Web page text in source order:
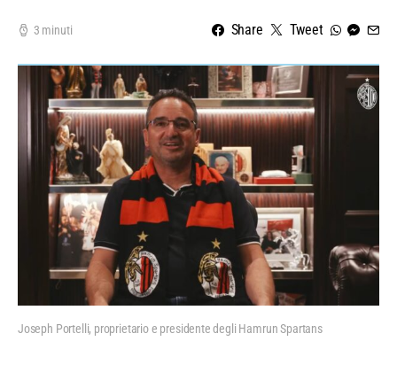
3 minuti Share Tweet
Joseph Portelli, proprietario e presidente degli Hamrun Spartans